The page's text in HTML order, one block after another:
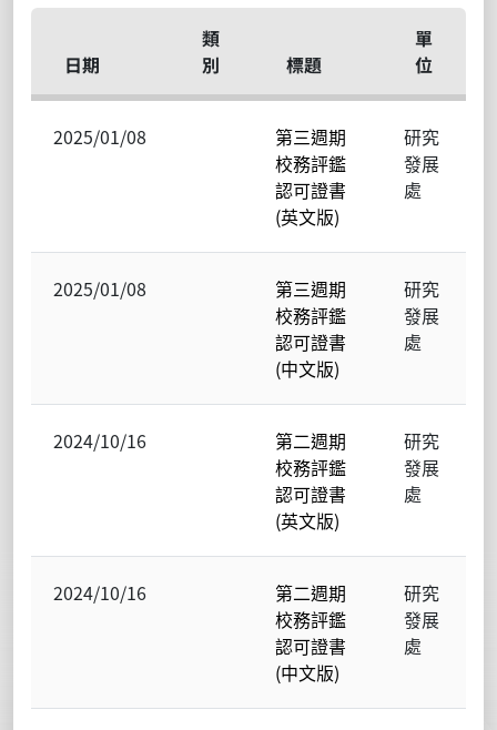
日期
類
別
標題
單
位
2025/01/08
第三週期
校務評鑑
認可證書
(英文版)
研究
發展
處
2025/01/08
第三週期
校務評鑑
認可證書
(中文版)
研究
發展
處
2024/10/16
第二週期
校務評鑑
認可證書
(英文版)
研究
發展
處
2024/10/16
第二週期
校務評鑑
認可證書
(中文版)
研究
發展
處